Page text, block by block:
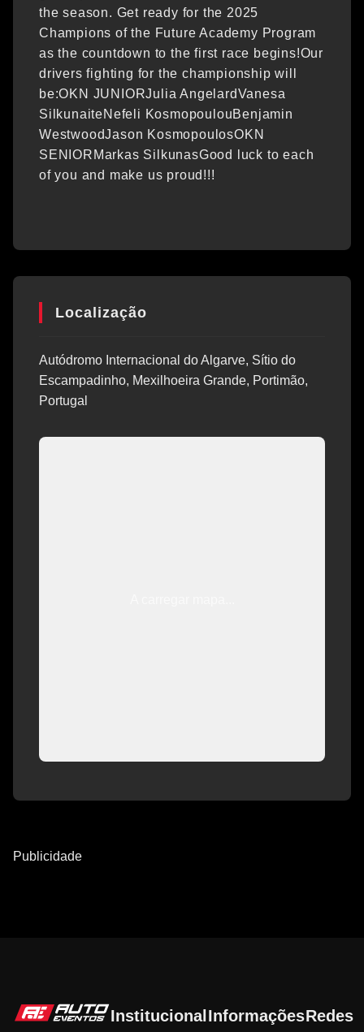
the season. Get ready for the 2025
Champions of the Future Academy Program
as the countdown to the first race begins!Our
drivers fighting for the championship will
be:OKN JUNIORJulia AngelardVanesa
SilkunaiteNefeli KosmopoulouBenjamin
WestwoodJason KosmopoulosOKN
SENIORMarkas SilkunasGood luck to each
of you and make us proud!!!
Localização
Autódromo Internacional do Algarve, Sítio do
Escampadinho, Mexilhoeira Grande, Portimão,
Portugal
Publicidade
Institucional InformaçõesRedes